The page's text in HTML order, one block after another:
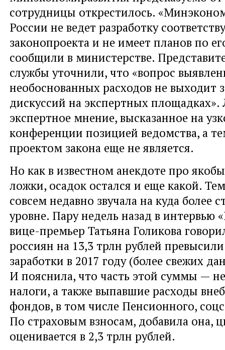
сотрудницы открестилось.
России не ведет разработку
законопроекта и не имеет планов по
сообщили в министерстве.
службы уточнили, что «вопрос
необоснованных расходов не выходит
дискуссий на экспертных
экспертное мнение, высказанное на
конференции позицией ведомства, а
проектом закона еще не является.
Но как в известном анекдоте про
ложки, осадок остался и еще какой.
совсем недавно звучала на куда более
уровне. Пару недель назад в интервью
вице-премьер Татьяна Голикова
россиян на 13,3 трлн рублей
заработки в 2017 году (более свежих
И пояснила, что часть этой суммы —
налоги, а также выпавшие расходы
фондов, в том числе Пенсионного,
По страховым взносам, добавила она,
оценивается в 2,3 трлн рублей.